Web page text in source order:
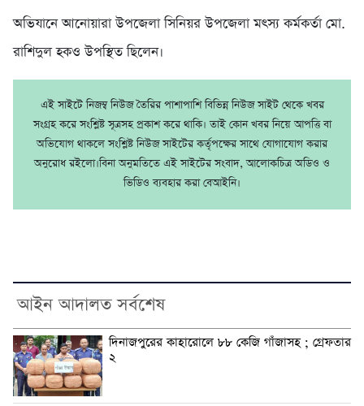
অভিযানে আনোয়ারা উপজেলা সিনিয়র উপজেলা মৎস্য কর্মকর্তা মো.
রাশিদুল হকও উপস্থিত ছিলেন।
এই সাইটে নিজম্ব নিউজ তৈরির পাশাপাশি বিভিন্ন নিউজ সাইট থেকে খবর
সংগ্রহ করে সংশ্লিষ্ট সূত্রসহ প্রকাশ করে থাকি। তাই কোন খবর নিয়ে আপত্তি বা
অভিযোগ থাকলে সংশ্লিষ্ট নিউজ সাইটের কর্তৃপক্ষের সাথে যোগাযোগ করার
অনুরোধ রইলো।বিনা অনুমতিতে এই সাইটের সংবাদ, আলোকচিত্র অডিও ও
ভিডিও ব্যবহার করা বেআইনি।
আইন আদালত সর্বশেষ
দিনাজপুরের কাহারোলে ৮৮ কেজি গাঁজাসহ ; গ্রেফতার
২